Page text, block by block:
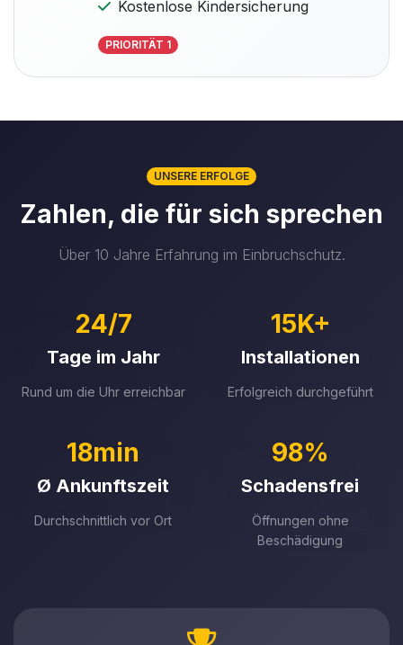
Kostenlose Kindersicherung
PRIORITÄT 1
UNSERE ERFOLGE
Zahlen, die für sich sprechen
Über 10 Jahre Erfahrung im Einbruchschutz.
24/7
Tage im Jahr
Rund um die Uhr erreichbar
15K+
Installationen
Erfolgreich durchgeführt
18min
Ø Ankunftszeit
Durchschnittlich vor Ort
98%
Schadensfrei
Öffnungen ohne
Beschädigung